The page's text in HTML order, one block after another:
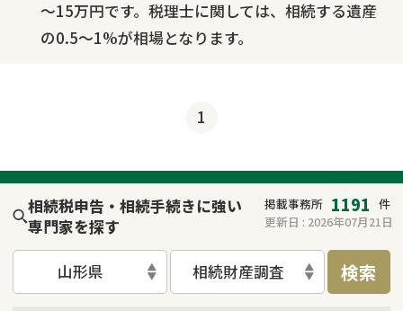
～15万円です。税理士に関しては、相続する遺産
の0.5～1%が相場となります。
1
相続税申告・相続手続きに強い
専門家を探す
掲載事務所 1191 件
更新日 : 2026年07月21日
山形県 相続財産調査 検索